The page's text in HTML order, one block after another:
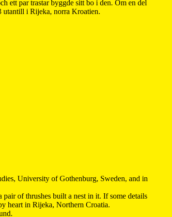
ett par trastar byggde sitt bo i den. Om en del
utantill i Rijeka, norra Kroatien.
University of Gothenburg, Sweden, and in
of thrushes built a nest in it. If some details
heart in Rijeka, Northern Croatia.